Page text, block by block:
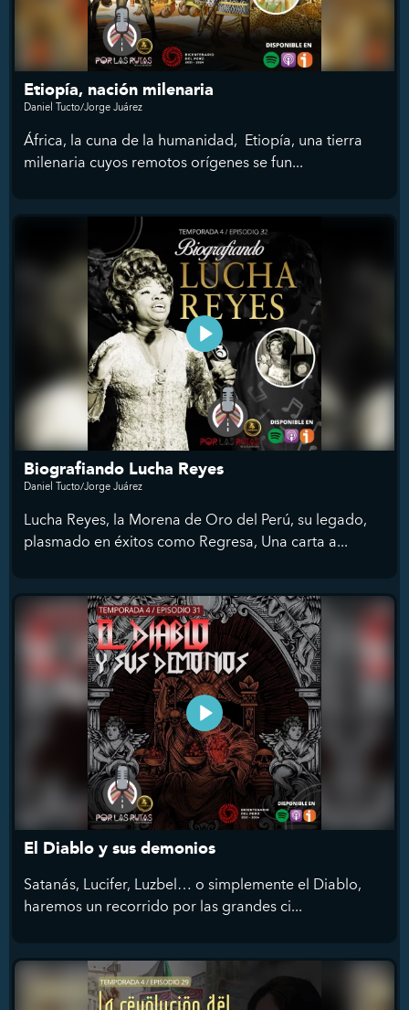
Etiopía, nación milenaria
Daniel Tucto/Jorge Juárez
África, la cuna de la humanidad, Etiopía, una tierra
milenaria cuyos remotos orígenes se fun...
Biografiando Lucha Reyes
Daniel Tucto/Jorge Juárez
Lucha Reyes, la Morena de Oro del Perú, su legado,
plasmado en éxitos como Regresa, Una carta a...
El Diablo y sus demonios
Satanás, Lucifer, Luzbel… o simplemente el Diablo,
haremos un recorrido por las grandes ci...